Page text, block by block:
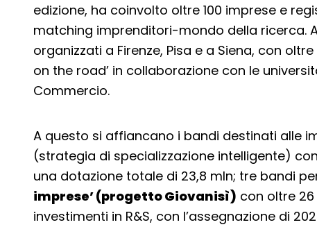
edizione, ha coinvolto oltre 100 imprese e
matching imprenditori-mondo della ricerca.
organizzati a Firenze, Pisa e a Siena, con
on the road’ in collaborazione con le
Commercio.
A questo si affiancano i bandi destinati alle
(strategia di specializzazione intelligente)
una dotazione totale di 23,8 mln; tre bandi
imprese’ (progetto Giovanisì) con oltre
investimenti in R&S, con l’assegnazione di